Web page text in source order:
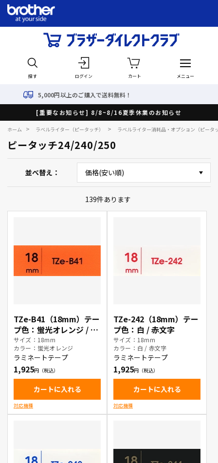
探す ログイン カート メニュー
上のご購入で送料無料！
[重要なお知らせ] 8/8~8/16夏季休業のお知らせ
ホーム > ラベルライター（ピータッチ） > ラベルライター消耗品・オプション（ピータ
ピータッチ24/240/250
並べ替え
139件あります
TZe-B41（18mm）テー
プ色：蛍光オレンジ / 黒
文字
サイズ：18mm
カラー：蛍光オレンジ
ラミネートテープ
1,925
カートに入れる
対応機種
TZe-242（18mm）テー
プ色：白 / 赤文字
サイズ：18mm
カラー：白 / 赤文字
ラミネートテープ
1,925
カートに入れる
対応機種